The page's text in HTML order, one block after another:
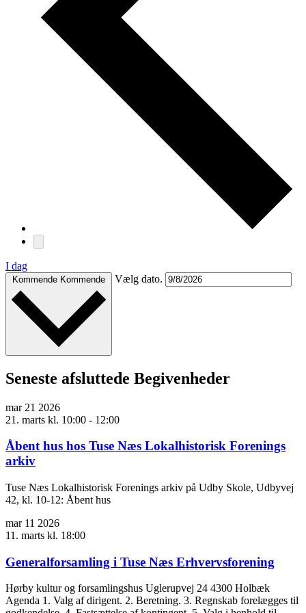
I dag
Kommende Kommende Vælg dato.
Seneste afsluttede Begivenheder
mar 21 2026
21. marts kl. 10:00 - 12:00
Åbent hus hos Tuse Næs Lokalhistorisk Forenings
arkiv
Tuse Næs Lokalhistorisk Forenings arkiv på Udby Skole, Udbyvej
42, kl. 10-12: Åbent hus
mar 11 2026
11. marts kl. 18:00
Generalforsamling i Tuse Næs Erhvervsforening
Hørby kultur og forsamlingshus Uglerupvej 24 4300 Holbæk
Agenda 1. Valg af dirigent. 2. Beretning. 3. Regnskab forelægges til